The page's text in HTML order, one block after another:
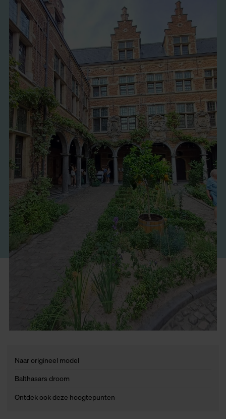
Naar origineel model
Balthasars droom
Ontdek ook deze hoogtepunten